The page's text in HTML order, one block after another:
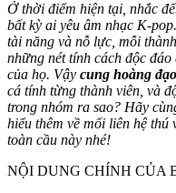
Ở thời điểm hiện tại, nhắc
bất kỳ ai yêu âm nhạc K-
tài năng và nỗ lực, mỗi
những nét tính cách độc
của họ. Vậy cung hoàng
cá tính từng thành viên, và
trong nhóm ra sao? Hãy
hiểu thêm về mối liên hệ
toàn cầu này nhé!
NỘI DUNG CHÍNH CỦA